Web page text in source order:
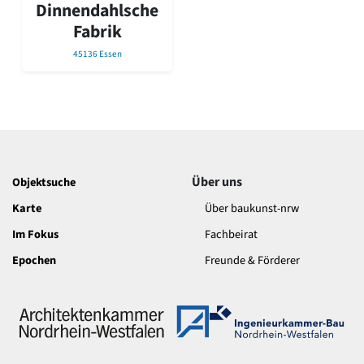
David Chipperfield
Harald Deilmann
Gottfried Böhm
Schneider von Esleben
Gegenwart
1950er-70er Jahre
Moderne
Reformarchitektur
Jugendstil
Klassizismus
Barock
Renaissance
Dinnendahlsche
Fabrik
45136 Essen
Objektsuche
Karte
Im Fokus
Epochen
Über uns
Über baukunst-nrw
Fachbeirat
Freunde & Förderer